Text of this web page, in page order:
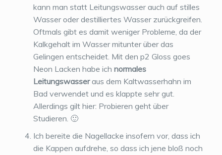
kann man statt Leitungswasser auch auf stilles
Wasser oder destilliertes Wasser zurückgreifen.
Oftmals gibt es damit weniger Probleme, da der
Kalkgehalt im Wasser mitunter über das
Gelingen entscheidet. Mit den p2 Gloss goes
Neon Lacken habe ich normales
Leitungswasseraus dem Kaltwasserhahn im
Bad verwendet und es klappte sehr gut.
Allerdings gilt hier: Probieren geht über
Studieren. 🙂
Ich bereite die Nagellacke insofern vor, dass ich
die Kappen aufdrehe, so dass ich jene bloß noch